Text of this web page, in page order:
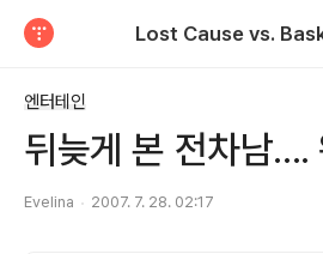
Lost Cause vs.
엔터테인
뒤늦게 본 전차남....
Evelina 2007. 7. 28. 02:17